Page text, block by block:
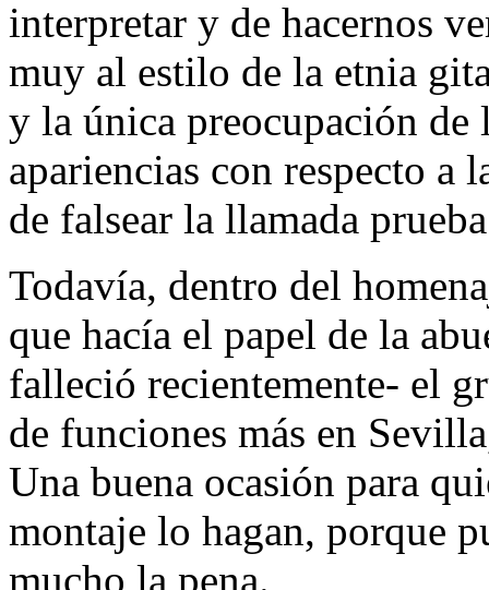
interpretar y de hacernos
muy al estilo de la etnia
y la única preocupación de
apariencias con respecto a
de falsear la llamada
Todavía, dentro del
que hacía el papel de la
falleció recientemente- el
de funciones más en
Una buena ocasión para
montaje lo hagan, porque
mucho la pena.